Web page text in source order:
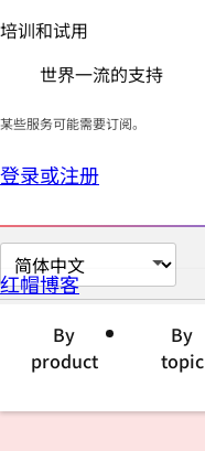
培训和试用
世界一流的支持
某些服务可能需要订阅。
登录或注册
切
换
言
红帽博客
By
product
By
topic